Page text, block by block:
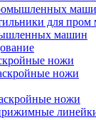
для пром
машин
ножи
ножи
ножи